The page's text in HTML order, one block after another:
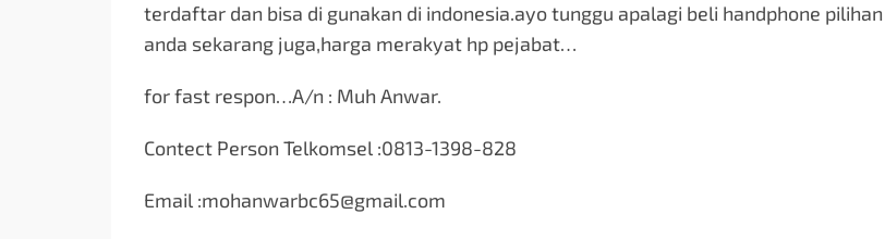
terdaftar dan bisa di gunakan di indonesia.ayo tunggu apalagi beli handphone pilihan
anda sekarang juga,harga merakyat hp pejabat…
for fast respon…A/n : Muh Anwar.
Contect Person Telkomsel :0813-1398-828
Email :mohanwarbc65@gmail.com